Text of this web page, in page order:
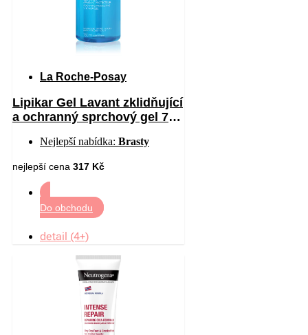
La Roche-Posay
Lipikar Gel Lavant zklidňující
a ochranný sprchový gel 750
Nejlepší nabídka: Brasty
nejlepší cena 317 Kč
Do obchodu
detail (4+)